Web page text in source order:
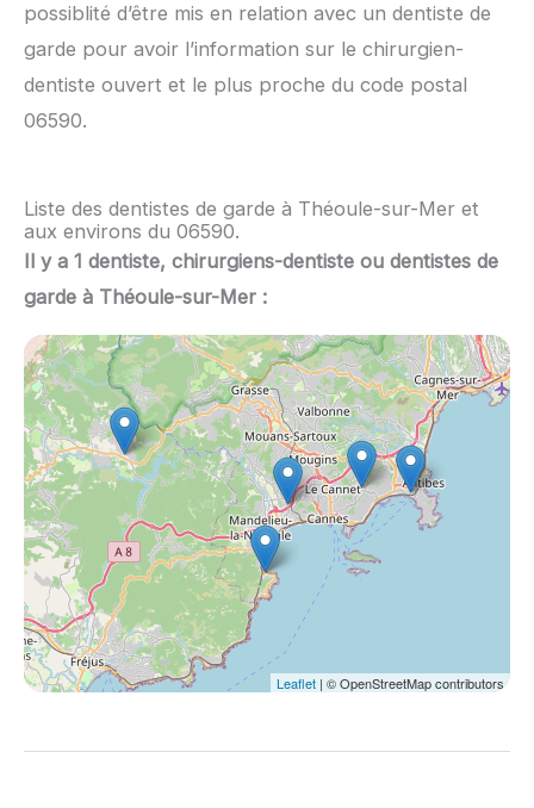
possiblité d’être mis en relation avec un dentiste de
garde pour avoir l’information sur le chirurgien-
dentiste ouvert et le plus proche du code postal
06590.
Liste des dentistes de garde à Théoule-sur-Mer et
aux environs du 06590.
Il y a 1 dentiste, chirurgiens-dentiste ou dentistes de
garde à Théoule-sur-Mer :
Leaflet | © OpenStreetMap contributors